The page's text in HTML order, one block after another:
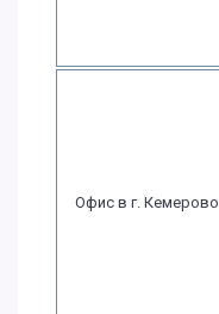
Офис в г. Кемерово